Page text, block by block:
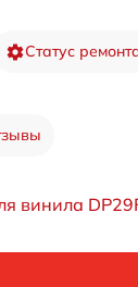
Статус
винила